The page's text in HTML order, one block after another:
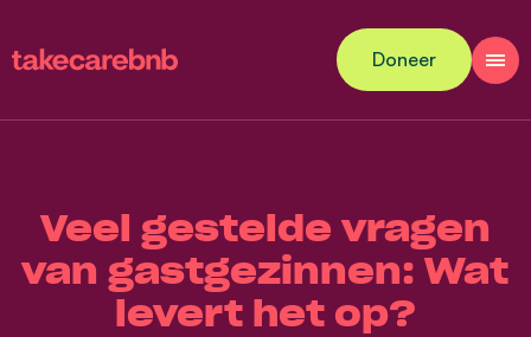
Doneer
Veel gestelde vragen
van gastgezinnen: Wat
levert het op?